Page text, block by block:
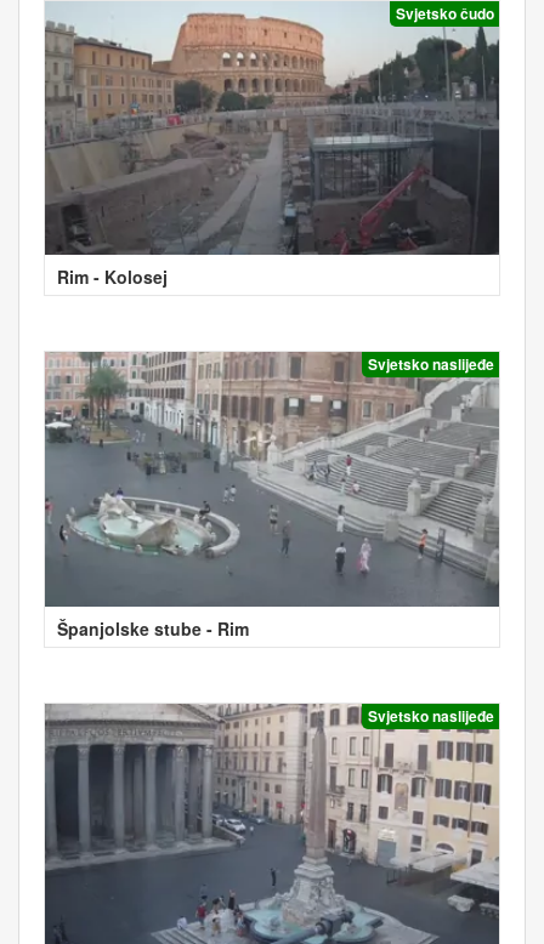
Svjetsko čudo
Rim - Kolosej
Svjetsko naslijeđe
Španjolske stube - Rim
Svjetsko naslijeđe